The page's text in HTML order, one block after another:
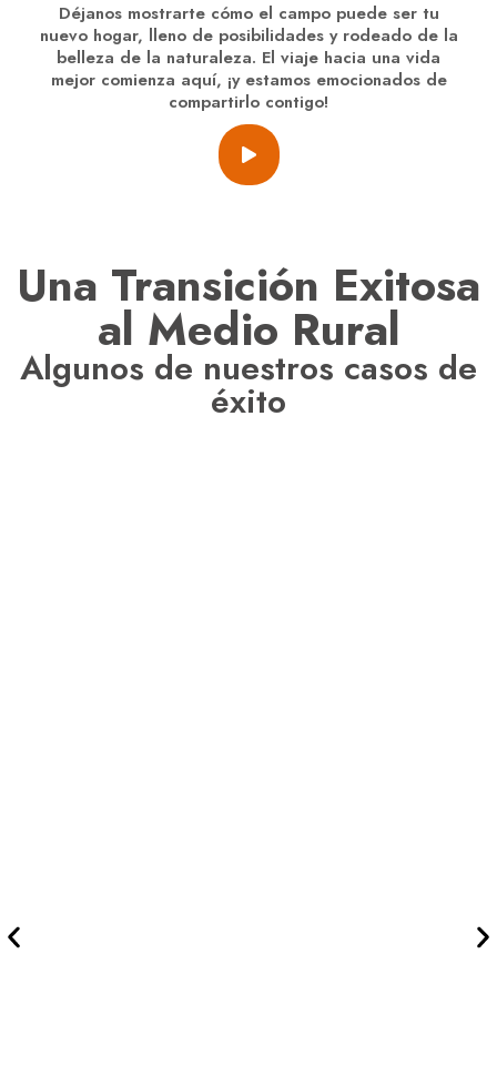
Déjanos mostrarte cómo el campo puede ser tu
nuevo hogar, lleno de posibilidades y rodeado de la
belleza de la naturaleza. El viaje hacia una vida
mejor comienza aquí, ¡y estamos emocionados de
compartirlo contigo!
Una Transición Exitosa
al Medio Rural
Algunos de nuestros casos de
éxito